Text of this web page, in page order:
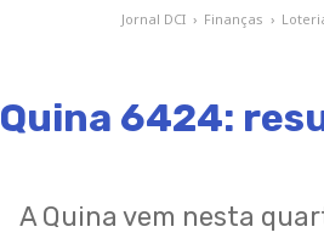
Jornal DCI › Finanças ›
Quina 6424:
A Quina vem nesta